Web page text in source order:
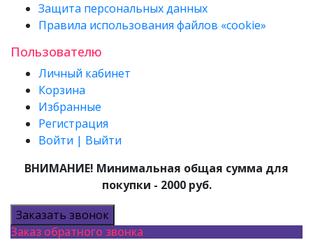
Защита персональных данных
Правила использования файлов «cookie»
Пользователю
Личный кабинет
Корзина
Избранные
Регистрация
Войти | Выйти
ВНИМАНИЕ! Минимальная общая сумма для
покупки - 2000 руб.
Заказать звонок
Заказ обратного звонка